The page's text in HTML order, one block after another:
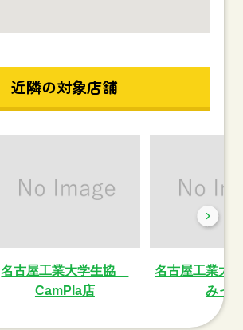
近隣の対象店舗
名古屋工業大学生協
CamPla店
名古屋工業大
みっ